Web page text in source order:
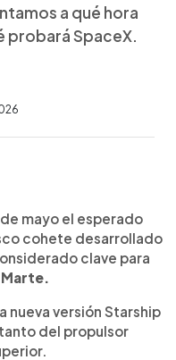
a qué hora
probará SpaceX.
de mayo el vuelo
grande desarrollado
La ventana de
hora de El
alrededor de
verse en
marcará el
pruebas de
mayo el esperado
cohete desarrollado
clave para
Marte.
nueva versión Starship
del propulsor